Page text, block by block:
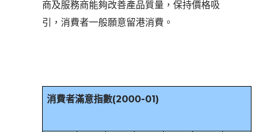
商及服務商能夠改善產品質量，保持價格吸
引，消費者一般願意留港消費。
消費者滿意指數(2000-01)